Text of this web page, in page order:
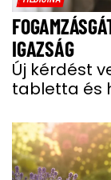
IGAZSÁG
Új kérdést
tabletta és